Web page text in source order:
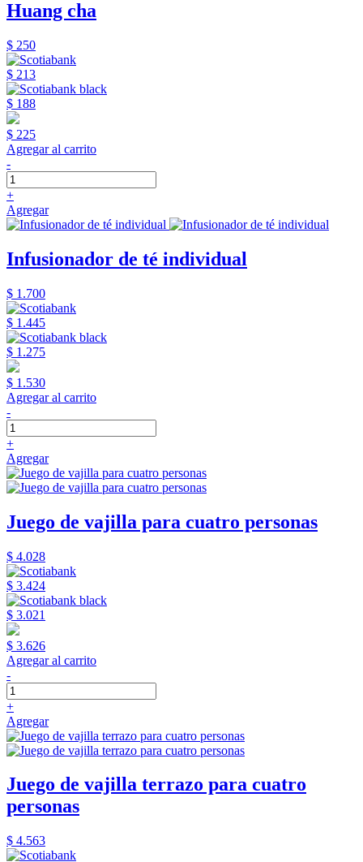
Huang cha
$ 250
$ 213
$ 188
$ 225
Agregar al carrito
-
+
Agregar
Infusionador de té individual
$ 1.700
$ 1.445
$ 1.275
$ 1.530
Agregar al carrito
-
+
Agregar
Juego de vajilla para cuatro personas
$ 4.028
$ 3.424
$ 3.021
$ 3.626
Agregar al carrito
-
+
Agregar
Juego de vajilla terrazo para cuatro
personas
$ 4.563